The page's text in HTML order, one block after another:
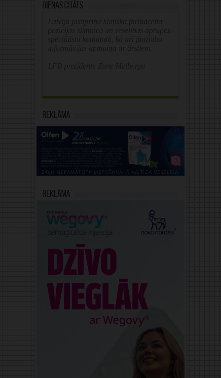
Dienas citāts
Reklāma
Reklāma